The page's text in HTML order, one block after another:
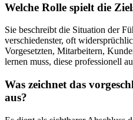
Welche Rolle spielt die
Sie beschreibt die Situation der
verschiedenster, oft
Vorgesetzten, Mitarbeitern,
lernen muss, diese professionell
Was zeichnet das
aus?